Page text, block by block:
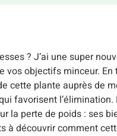
? J’ai une super
vos objectifs minceur.
cette plante auprès de
favorisent
la perte de poids : ses
à découvrir comment